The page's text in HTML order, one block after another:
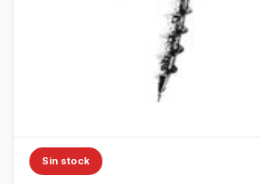
Sin stock